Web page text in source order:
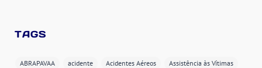
TAGS
ABRAPAVAA acidente Acidentes Aéreos
Assistência às Vítimas